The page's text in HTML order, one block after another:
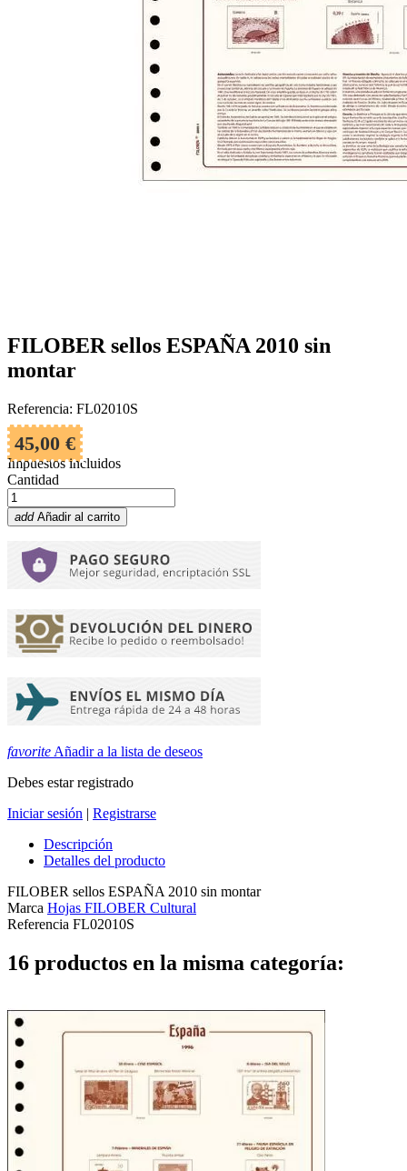
FILOBER sellos ESPAÑA 2010 sin
montar
Referencia: FL02010S
45,00 €
Impuestos incluidos
Cantidad
add Añadir al carrito
favorite Añadir a la lista de deseos
Debes estar registrado
Iniciar sesión | Registrarse
Descripción
Detalles del producto
FILOBER sellos ESPAÑA 2010 sin montar
Marca Hojas FILOBER Cultural
Referencia FL02010S
16 productos en la misma categoría: